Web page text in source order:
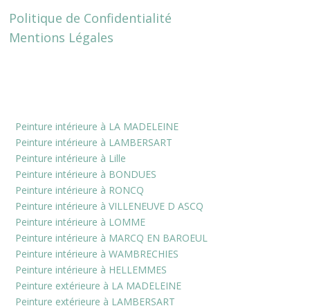
Politique de Confidentialité
Mentions Légales
Peinture intérieure à LA MADELEINE
Peinture intérieure à LAMBERSART
Peinture intérieure à Lille
Peinture intérieure à BONDUES
Peinture intérieure à RONCQ
Peinture intérieure à VILLENEUVE D ASCQ
Peinture intérieure à LOMME
Peinture intérieure à MARCQ EN BAROEUL
Peinture intérieure à WAMBRECHIES
Peinture intérieure à HELLEMMES
Peinture extérieure à LA MADELEINE
Peinture extérieure à LAMBERSART